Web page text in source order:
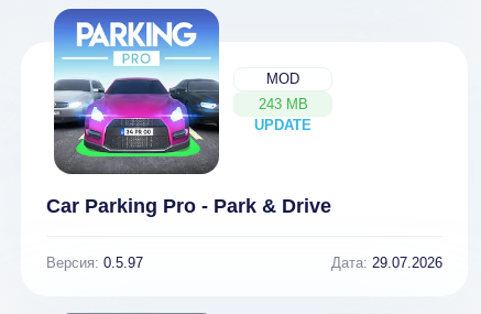
MOD
243 MB
UPDATE
NEW
Car Parking Pro - Park & Drive
Версия: 0.5.97 Дата: 29.07.2026